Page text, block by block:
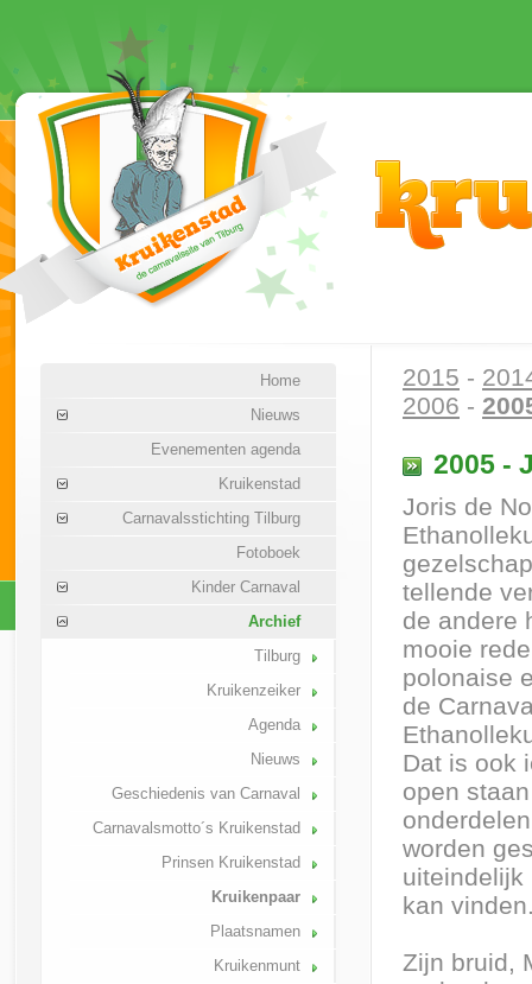
Home
Nieuws
Evenementen agenda
Kruikenstad
Carnavalsstichting Tilburg
Fotoboek
Kinder Carnaval
Archief
Tilburg
Kruikenzeiker
Agenda
Nieuws
Geschiedenis van Carnaval
Carnavalsmotto´s Kruikenstad
Prinsen Kruikenstad
Kruikenpaar
Plaatsnamen
Kruikenmunt
2015 -
2006 -
2005 -
Joris de
tellende
de andere
mooie
polonaise
de
Dat is ook
open
worden
uiteindelijk
kan
Zijn bruid,